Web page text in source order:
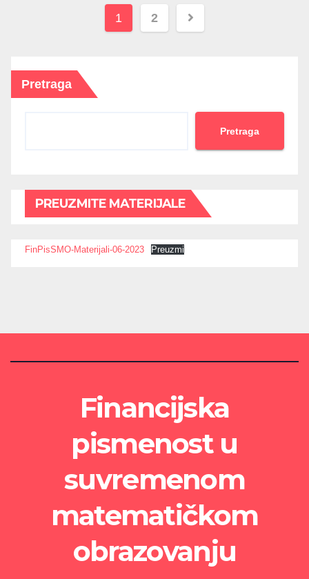
Brojevi
1 2
Pretraga
Pretraga
PREUZMITE MATERIJALE
FinPisSMO-Materijali-06-2023 Preuzmi
Financijska
pismenost u
suvremenom
matematičkom
obrazovanju